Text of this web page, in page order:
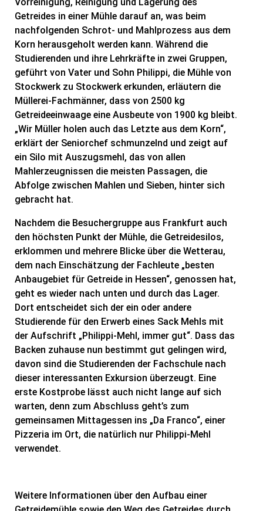
Getreides in einer Mühle darauf an, was beim
nachfolgenden Schrot- und Mahlprozess aus dem
Korn herausgeholt werden kann. Während die
Studierenden und ihre Lehrkräfte in zwei Gruppen,
geführt von Vater und Sohn Philippi, die Mühle von
Stockwerk zu Stockwerk erkunden, erläutern die
Müllerei-Fachmänner, dass von 2500 kg
Getreideeinwaage eine Ausbeute von 1900 kg bleibt.
„Wir Müller holen auch das Letzte aus dem Korn“,
erklärt der Seniorchef schmunzelnd und zeigt auf
ein Silo mit Auszugsmehl, das von allen
Mahlerzeugnissen die meisten Passagen, die
Abfolge zwischen Mahlen und Sieben, hinter sich
gebracht hat.
Nachdem die Besuchergruppe aus Frankfurt auch
den höchsten Punkt der Mühle, die Getreidesilos,
erklommen und mehrere Blicke über die Wetterau,
dem nach Einschätzung der Fachleute „besten
Anbaugebiet für Getreide in Hessen“, genossen hat,
geht es wieder nach unten und durch das Lager.
Dort entscheidet sich der ein oder andere
Studierende für den Erwerb eines Sack Mehls mit
der Aufschrift „Philippi-Mehl, immer gut“. Dass das
Backen zuhause nun bestimmt gut gelingen wird,
davon sind die Studierenden der Fachschule nach
dieser interessanten Exkursion überzeugt. Eine
erste Kostprobe lässt auch nicht lange auf sich
warten, denn zum Abschluss geht’s zum
gemeinsamen Mittagessen ins „Da Franco“, einer
Pizzeria im Ort, die natürlich nur Philippi-Mehl
verwendet.
Weitere Informationen über den Aufbau einer